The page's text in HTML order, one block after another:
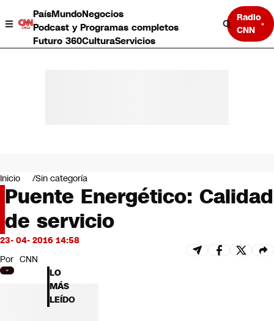
PaísMundoNegocios
Podcast y Programas completos
Futuro 360CulturaServicios
Radio
CNN
Negocios
Deportes
Programas completos
Cultura
Servicios
Bits
CNN Data
CNN tiempo
Futuro 360
Inicio Sin categoría
Puente Energético: Calidad
de servicio
23- 04- 2016 14:58
Por CNN
LO
MÁS
LEÍDO